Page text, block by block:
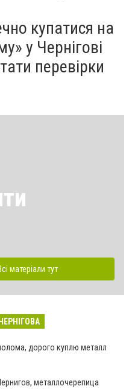
купатися на
у Чернігові
перевірки
матеріали тут
дорого куплю металл
металлочерепица